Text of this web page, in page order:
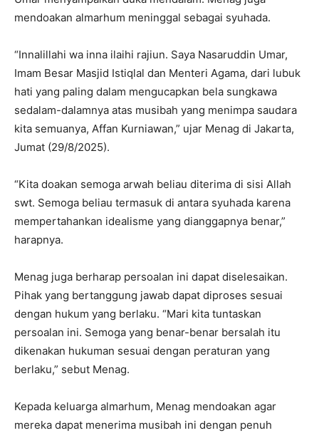
mendoakan almarhum meninggal sebagai syuhada.
“Innalillahi wa inna ilaihi rajiun. Saya Nasaruddin Umar,
Imam Besar Masjid Istiqlal dan Menteri Agama, dari lubuk
hati yang paling dalam mengucapkan bela sungkawa
sedalam-dalamnya atas musibah yang menimpa saudara
kita semuanya, Affan Kurniawan,” ujar Menag di Jakarta,
Jumat (29/8/2025).
“Kita doakan semoga arwah beliau diterima di sisi Allah
swt. Semoga beliau termasuk di antara syuhada karena
mempertahankan idealisme yang dianggapnya benar,”
harapnya.
Menag juga berharap persoalan ini dapat diselesaikan.
Pihak yang bertanggung jawab dapat diproses sesuai
dengan hukum yang berlaku. “Mari kita tuntaskan
persoalan ini. Semoga yang benar-benar bersalah itu
dikenakan hukuman sesuai dengan peraturan yang
berlaku,” sebut Menag.
Kepada keluarga almarhum, Menag mendoakan agar
mereka dapat menerima musibah ini dengan penuh